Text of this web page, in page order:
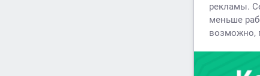
рекламы.
меньше
возможно,